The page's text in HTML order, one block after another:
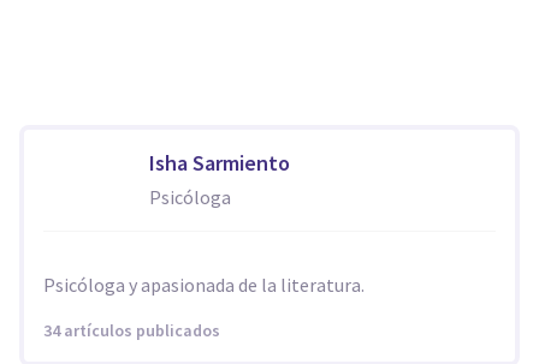
Isha Sarmiento
Psicóloga
Psicóloga y apasionada de la literatura.
34 artículos publicados